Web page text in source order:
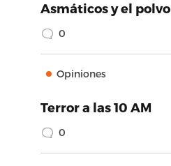
Asmáticos y el
0
Opiniones
Terror a las 10 AM
0